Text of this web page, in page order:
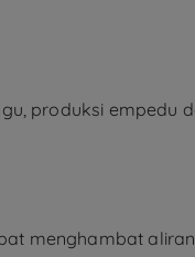
produksi empedu
menghambat